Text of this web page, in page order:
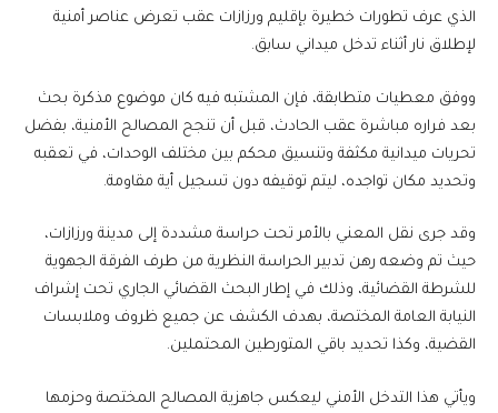
الذي عرف تطورات خطيرة بإقليم ورزازات عقب تعرض عناصر أمنية
لإطلاق نار أثناء تدخل ميداني سابق.
ووفق معطيات متطابقة، فإن المشتبه فيه كان موضوع مذكرة بحث
بعد فراره مباشرة عقب الحادث، قبل أن تنجح المصالح الأمنية، بفضل
تحريات ميدانية مكثفة وتنسيق محكم بين مختلف الوحدات، في تعقبه
وتحديد مكان تواجده، ليتم توقيفه دون تسجيل أية مقاومة.
وقد جرى نقل المعني بالأمر تحت حراسة مشددة إلى مدينة ورزازات،
حيث تم وضعه رهن تدبير الحراسة النظرية من طرف الفرقة الجهوية
للشرطة القضائية، وذلك في إطار البحث القضائي الجاري تحت إشراف
النيابة العامة المختصة، بهدف الكشف عن جميع ظروف وملابسات
القضية، وكذا تحديد باقي المتورطين المحتملين.
ويأتي هذا التدخل الأمني ليعكس جاهزية المصالح المختصة وحزمها